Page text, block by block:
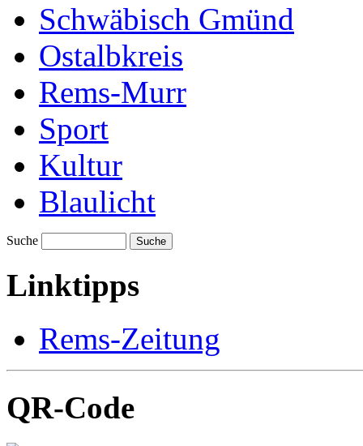
Schwäbisch Gmünd
Ostalbkreis
Rems-Murr
Sport
Kultur
Blaulicht
Suche Suche
Linktipps
Rems-Zeitung
QR-Code